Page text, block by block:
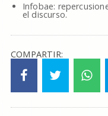
Infobae:
el discurso.
COMPARTIR: